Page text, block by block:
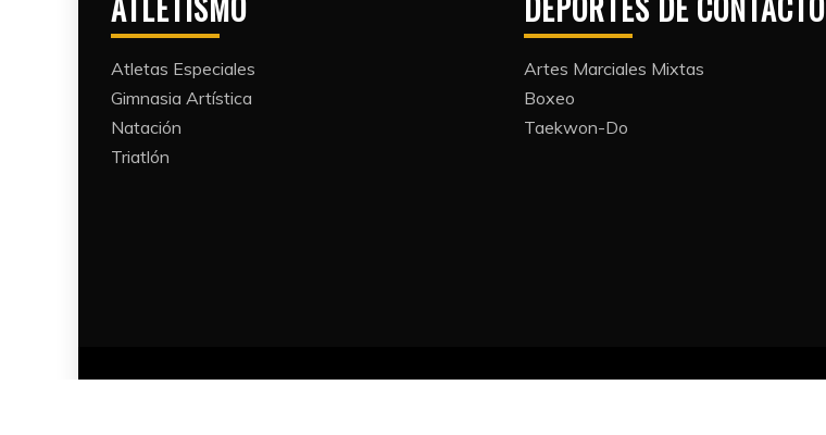
Atletas Especiales
Gimnasia Artística
Natación​
Triatlón​
Artes Marciales Mixtas
Boxeo
Taekwon-Do